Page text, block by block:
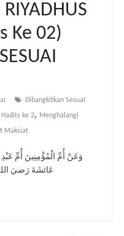
Ke 02)
Dibangkitkan SesuaI
Hadits ke 2, Menghalangi
Maksiat
عَائشَةَ رَضيَ